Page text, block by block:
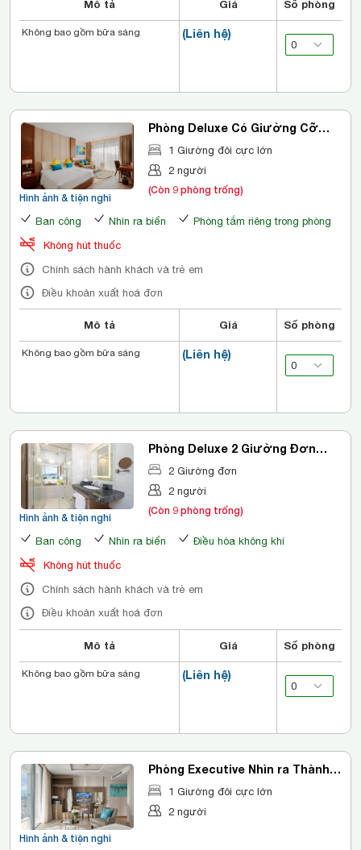
Mô tả Giá Số phòng
(Liên hệ)
Không bao gồm bữa sáng
Hình ảnh & tiện nghi
Phòng Deluxe Có Giường Cỡ
King Nhìn Ra Biển
1 Giường đôi cực lớn
2 người
(Còn 9 phòng trống)
Ban công Nhìn ra biển
Phòng tắm riêng trong phòng
Không hút thuốc
Chính sách hành khách và trẻ em
Điều khoản xuất hoá đơn
Mô tả Giá Số phòng
(Liên hệ)
Không bao gồm bữa sáng
Hình ảnh & tiện nghi
Phòng Deluxe 2 Giường Đơn
Nhìn Ra Biển
2 Giường đơn
2 người
(Còn 9 phòng trống)
Ban công Nhìn ra biển
Điều hòa không khí
Không hút thuốc
Chính sách hành khách và trẻ em
Điều khoản xuất hoá đơn
Mô tả Giá Số phòng
(Liên hệ)
Không bao gồm bữa sáng
Hình ảnh & tiện nghi
Phòng Executive Nhìn ra Thành
phố1 Giường đôi cực lớn
2 người